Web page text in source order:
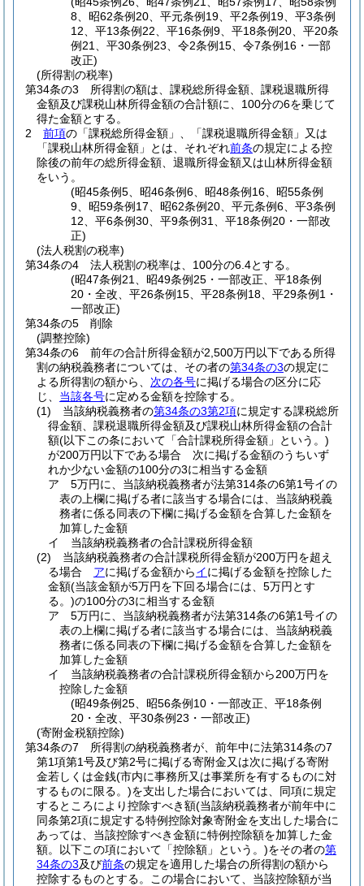
8、昭62条例20、平元条例19、平2条例19、平3条例
12、平13条例22、平16条例9、平18条例20、平20条
例21、平30条例23、令2条例15、令7条例16・一部
改正)
(所得割の税率)
第34条の3
所得割の額は、課税総所得金額、課税退職所得
金額及び課税山林所得金額の合計額に、100分の6を乗じて
得た金額とする。
2
前項の「課税総所得金額」、「課税退職所得金額」又は
「課税山林所得金額」とは、それぞれ前条の規定による控
除後の前年の総所得金額、退職所得金額又は山林所得金額
をいう。
(昭45条例5、昭46条例6、昭48条例16、昭55条例
9、昭59条例17、昭62条例20、平元条例6、平3条例
12、平6条例30、平9条例31、平18条例20・一部改
正)
(法人税割の税率)
第34条の4
法人税割の税率は、100分の6.4とする。
(昭47条例21、昭49条例25・一部改正、平18条例
20・全改、平26条例15、平28条例18、平29条例1・
一部改正)
第34条の5
削除
(調整控除)
第34条の6
前年の合計所得金額が2,500万円以下である所得
割の納税義務者については、その者の第34条の3の規定に
よる所得割の額から、 次の各号に掲げる場合の区分に応
じ、 当該各号に定める金額を控除する。
(1)
当該納税義務者の第34条の3第2項に規定する課税総所
得金額、課税退職所得金額及び課税山林所得金額の合計
額(以下この条において「合計課税所得金額」という。)
が200万円以下である場合 次に掲げる金額のうちいず
れか少ない金額の100分の3に相当する金額
ア
5万円に、当該納税義務者が法第314条の6第1号イの
表の上欄に掲げる者に該当する場合には、当該納税義
務者に係る同表の下欄に掲げる金額を合算した金額を
加算した金額
イ
当該納税義務者の合計課税所得金額
(2)
当該納税義務者の合計課税所得金額が200万円を超え
る場合 アに掲げる金額からイに掲げる金額を控除した
金額(当該金額が5万円を下回る場合には、5万円とす
る。)の100分の3に相当する金額
ア
5万円に、当該納税義務者が法第314条の6第1号イの
表の上欄に掲げる者に該当する場合には、当該納税義
務者に係る同表の下欄に掲げる金額を合算した金額を
加算した金額
イ
当該納税義務者の合計課税所得金額から200万円を
控除した金額
(昭49条例25、昭56条例10・一部改正、平18条例
20・全改、平30条例23・一部改正)
(寄附金税額控除)
第34条の7
所得割の納税義務者が、前年中に法第314条の7
第1項第1号及び第2号に掲げる寄附金又は次に掲げる寄附
金若しくは金銭(市内に事務所又は事業所を有するものに対
するものに限る。)を支出した場合においては、同項に規定
するところにより控除すべき額(当該納税義務者が前年中に
同条第2項に規定する特例控除対象寄附金を支出した場合に
あっては、当該控除すべき金額に特例控除額を加算した金
額。以下この項において「控除額」という。)をその者の第
34条の3及び前条の規定を適用した場合の所得割の額から
控除するものとする。
この場合において、当該控除額が当